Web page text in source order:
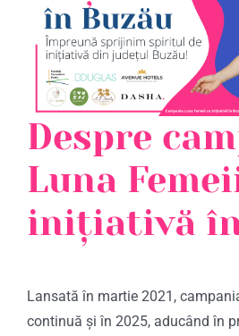
Despre
Luna
inițiativă
Lansată în martie 2021,
continuă și în 2025, aducând în